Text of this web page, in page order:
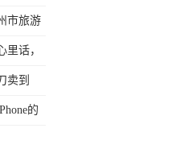
市旅游
里话，
卖到
的